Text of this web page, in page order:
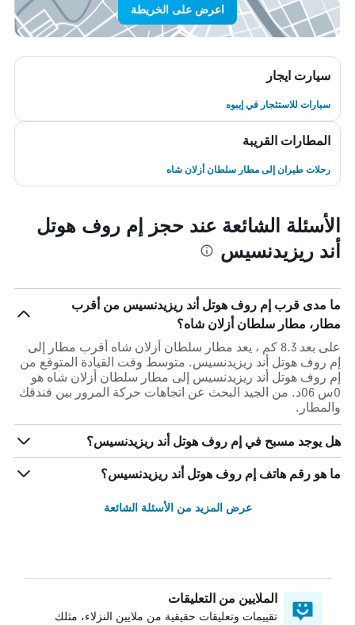
اعرض على الخريطة
سيارت ايجار
سيارات للاستئجار في إيبوه
المطارات القريبة
رحلات طيران إلى مطار سلطان أزلان شاه
الأسئلة الشائعة عند حجز إم روف هوتل
أند ريزيدنسيس
ما مدى قرب إم روف هوتل أند ريزيدنسيس من أقرب
مطار، مطار سلطان أزلان شاه؟
على بعد 8.3 كم ، يعد مطار سلطان أزلان شاه أقرب مطار إلى
إم روف هوتل أند ريزيدنسيس. متوسط وقت القيادة المتوقع من
إم روف هوتل أند ريزيدنسيس إلى مطار سلطان أزلان شاه هو
0س 06د. من الجيد البحث عن اتجاهات حركة المرور بين فندقك
والمطار.
هل يوجد مسبح في إم روف هوتل أند ريزيدنسيس؟
ما هو رقم هاتف إم روف هوتل أند ريزيدنسيس؟
عرض المزيد من الأسئلة الشائعة
الملايين من التعليقات
تقييمات وتعليقات حقيقية من ملايين النزلاء، مثلك